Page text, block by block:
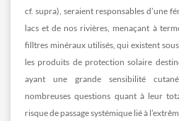
cf. supra), seraient responsables d’une
lacs et de nos rivières, menaçant à
filltres minéraux utilisés, qui existent
les produits de protection solaire
ayant une grande sensibilité
nombreuses questions quant à leur
risque de passage systémique lié à